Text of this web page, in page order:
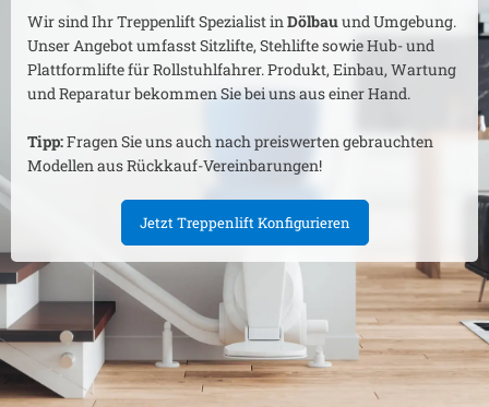
Wir sind Ihr Treppenlift Spezialist inDölbauund Umgebung.
Unser Angebot umfasst Sitzlifte, Stehlifte sowie Hub- und
Plattformlifte für Rollstuhlfahrer. Produkt, Einbau, Wartung
und Reparatur bekommen Sie bei uns aus einer Hand.
Tipp:Fragen Sie uns auch nach preiswerten gebrauchten
Modellen aus Rückkauf-Vereinbarungen!
Jetzt Treppenlift Konfigurieren